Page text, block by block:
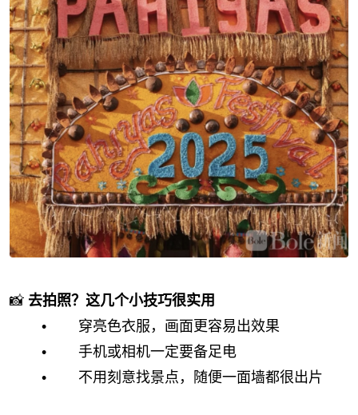
📸 去拍照？这几个小技巧很实用
• 穿亮色衣服，画面更容易出效果
• 手机或相机一定要备足电
• 不用刻意找景点，随便一面墙都很出片